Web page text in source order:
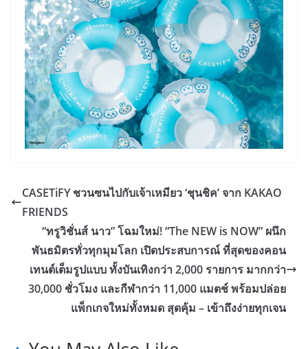
CASETiFY ชวนซนไปกับเจ้าเหมียว ‘ชุนชิค’ จาก KAKAO
FRIENDS
“ทรูวิชั่นส์ นาว” โฉมใหม่! “The NEW is NOW” ผนึก
พันธมิตรทั่วทุกมุมโลก เปิดประสบการณ์ ที่สุดของคอน
เทนต์เต็มรูปแบบ ทั้งบันเทิงกว่า 2,000 รายการ มากกว่า
30,000 ชั่วโมง และกีฬากว่า 11,000 แมตช์ พร้อมปล่อย
แพ็กเกจใหม่ทั้งหมด สุดคุ้ม – เข้าถึงง่ายทุกเจน